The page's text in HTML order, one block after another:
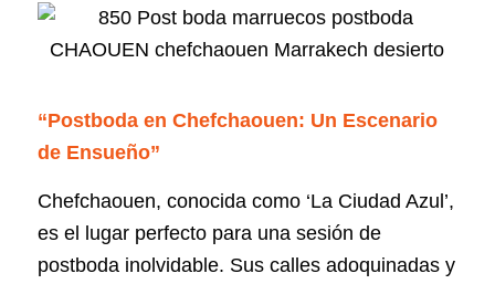
“Postboda en Chefchaouen: Un Escenario
de Ensueño”
Chefchaouen, conocida como ‘La Ciudad Azul’,
es el lugar perfecto para una sesión de
postboda inolvidable. Sus calles adoquinadas y